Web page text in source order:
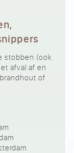
stobben (ook
afval af en
of